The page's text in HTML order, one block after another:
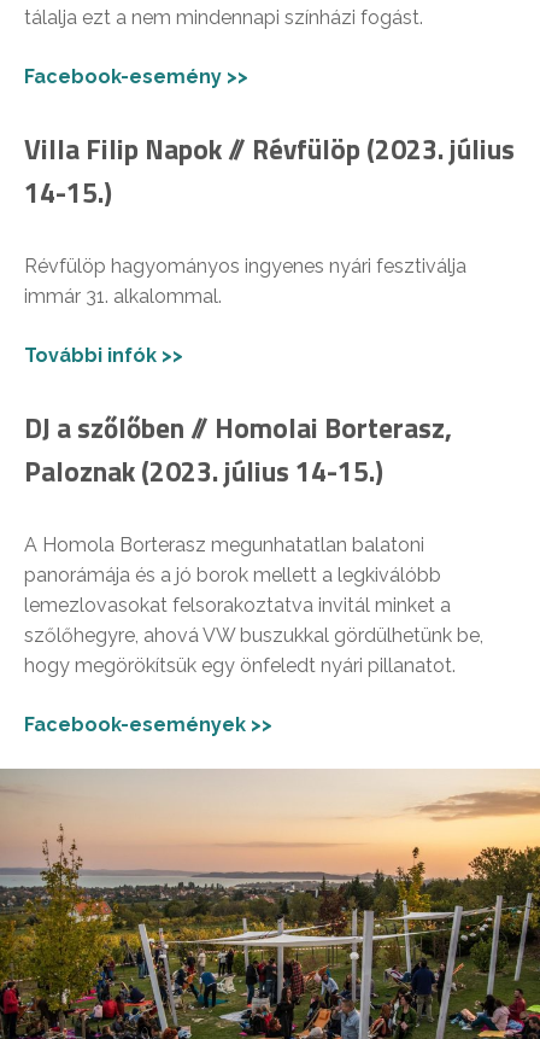
tálalja ezt a nem mindennapi színházi fogást.
Facebook-esemény >>
Villa Filip Napok // Révfülöp (2023. július
14-15.)
Révfülöp hagyományos ingyenes nyári fesztiválja
immár 31. alkalommal.
További infók >>
DJ a szőlőben // Homolai Borterasz,
Paloznak (2023. július 14-15.)
A Homola Borterasz megunhatatlan balatoni
panorámája és a jó borok mellett a legkiválóbb
lemezlovasokat felsorakoztatva invitál minket a
szőlőhegyre, ahová VW buszukkal gördülhetünk be,
hogy megörökítsük egy önfeledt nyári pillanatot.
Facebook-események >>